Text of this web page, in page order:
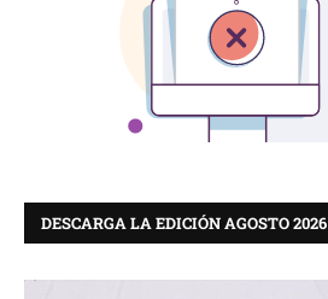
DESCARGA LA EDICIÓN AGOSTO 2026